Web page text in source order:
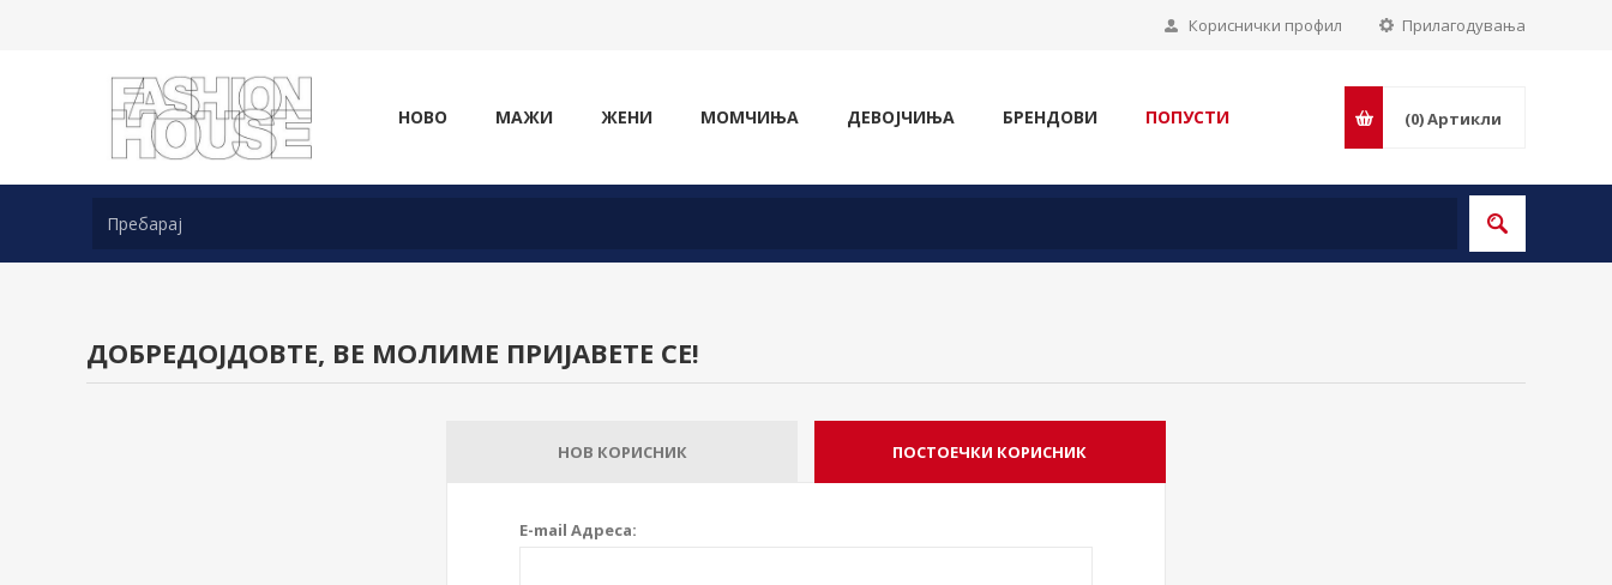
Прилагодувања
Кориснички профил
НОВО МАЖИ ЖЕНИ МОМЧИЊА ДЕВОЈЧИЊА БРЕНДОВИ ПОПУСТИ (0)Артикли
ДОБРЕДОЈДОВТЕ, ВЕ МОЛИМЕ ПРИЈАВЕТЕ СЕ!
НОВ КОРИСНИК ПОСТОЕЧКИ КОРИСНИК
E-mail Адреса: